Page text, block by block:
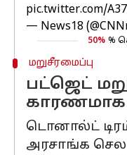
pic.twitter.com/
— News18
50% %
மறுசீரமைப்பு
பட்ஜெட்
காரணமாக
டொனால்ட்
அரசாங்க